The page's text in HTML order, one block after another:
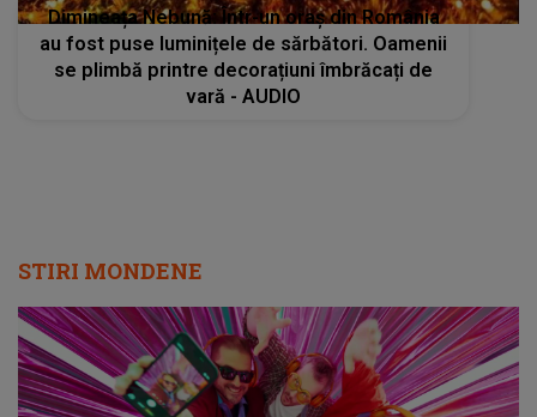
Dimineața Nebună: Într-un oraș din România
au fost puse luminițele de sărbători. Oamenii
se plimbă printre decorațiuni îmbrăcați de
vară - AUDIO
STIRI MONDENE